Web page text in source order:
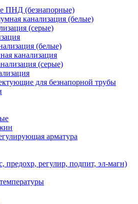
ПНД (безнапорные)
канализация (белые)
(серые)
(белые)
канализация
(серые)
для безнапорной трубы
арматура
предохр, регулир, подпит, эл-магн)